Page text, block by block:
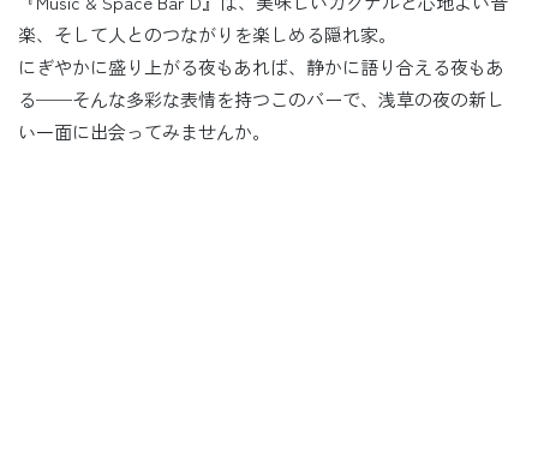
楽、そして人とのつながりを楽しめる隠れ家。
にぎやかに盛り上がる夜もあれば、静かに語り合える夜もあ
る──そんな多彩な表情を持つこのバーで、浅草の夜の新し
い一面に出会ってみませんか。